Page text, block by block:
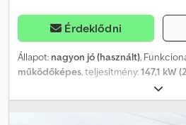
Érdeklődni
Állapot: nagyon jó (használt),
működőképes , teljesítmény:147,1 kW
, üzemanyagtípus:dízel
tengelyelrendezés:4x4, Gyártási év:
fülke,